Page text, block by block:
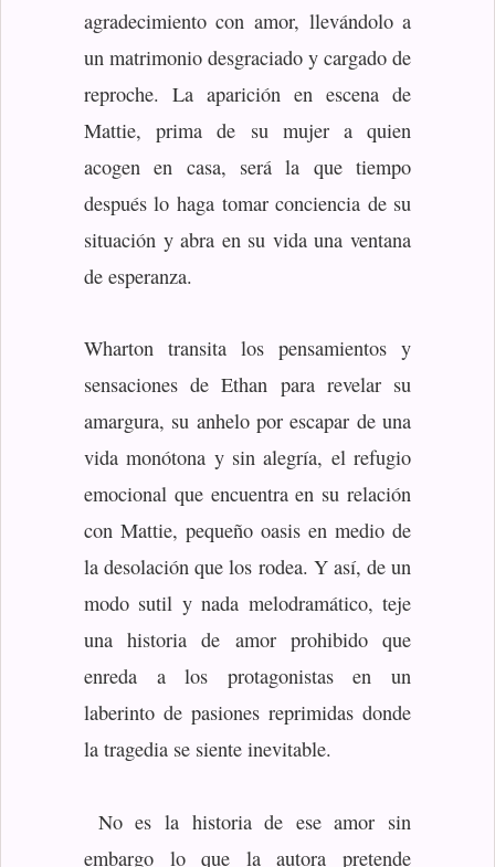
agradecimiento con amor, llevándolo a
un matrimonio desgraciado y cargado de
reproche. La aparición en escena de
Mattie, prima de su mujer a quien
acogen en casa, será la que tiempo
después lo haga tomar conciencia de su
situación y abra en su vida una ventana
de esperanza.
Wharton transita los pensamientos y
sensaciones de Ethan para revelar su
amargura, su anhelo por escapar de una
vida monótona y sin alegría, el refugio
emocional que encuentra en su relación
con Mattie, pequeño oasis en medio de
la desolación que los rodea. Y así, de un
modo sutil y nada melodramático, teje
una historia de amor prohibido que
enreda a los protagonistas en un
laberinto de pasiones reprimidas donde
la tragedia se siente inevitable.
No es la historia de ese amor sin
embargo lo que la autora pretende